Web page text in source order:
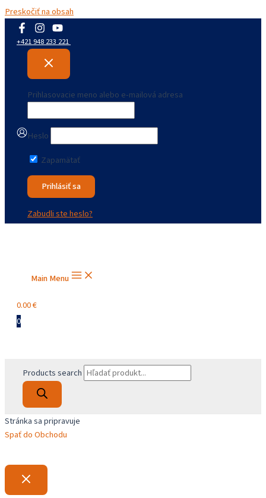
Preskočiť na obsah
+421 948 233 221
Prihlasovacie meno alebo e-mailová adresa
Heslo
Zapamätať
Zabudli ste heslo?
Main Menu
0.00€
0
Products search
Stránka sa pripravuje
Spať do Obchodu